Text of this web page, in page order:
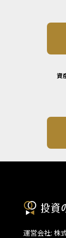
資
運営会社: 株